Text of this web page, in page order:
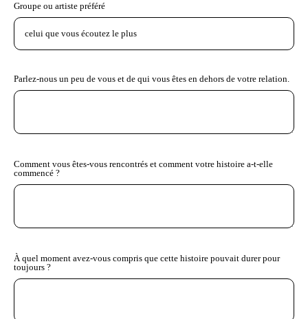
Groupe ou artiste préféré
Parlez-nous un peu de vous et de qui vous êtes en dehors de votre relation.
Comment vous êtes-vous rencontrés et comment votre histoire a-t-elle
commencé ?
À quel moment avez-vous compris que cette histoire pouvait durer pour
toujours ?